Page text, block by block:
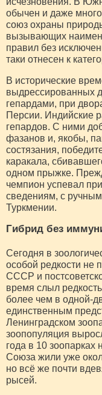
обычен и даже
союз охраны
вызывающих
правил без
таки отнесен к
В исторические
выдрессированных
гепардами, при
Персии. Индийские
гепардов. С ними
фазанов и, якобы,
состязания,
каракала,
одном прыжке.
чемпион успевал
сведениям, с
Туркмении.
Гибрид без
Сегодня в
особой редкости не
СССР и
время слыл
более чем в одной-
единственным
Ленинградском
зоопопуляция
года в 10 зоопарках
Союза жили уже
но всё же почти
рысей.